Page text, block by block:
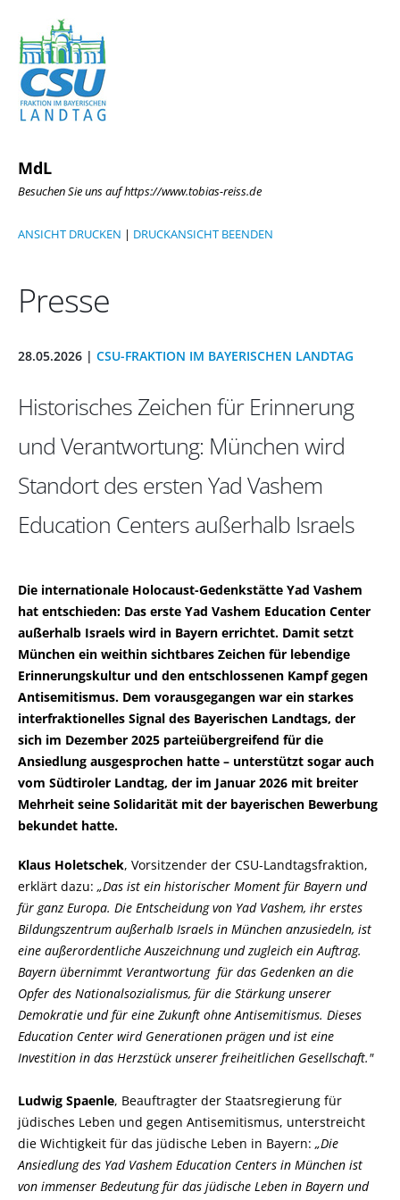
MdL
Besuchen Sie uns auf https://www.tobias-reiss.de
ANSICHT DRUCKEN | DRUCKANSICHT BEENDEN
Presse
28.05.2026 | CSU-FRAKTION IM BAYERISCHEN LANDTAG
Historisches Zeichen für Erinnerung
und Verantwortung: München wird
Standort des ersten Yad Vashem
Education Centers außerhalb Israels
Die internationale Holocaust-Gedenkstätte Yad Vashem
hat entschieden: Das erste Yad Vashem Education Center
außerhalb Israels wird in Bayern errichtet. Damit setzt
München ein weithin sichtbares Zeichen für lebendige
Erinnerungskultur und den entschlossenen Kampf gegen
Antisemitismus. Dem vorausgegangen war ein starkes
interfraktionelles Signal des Bayerischen Landtags, der
sich im Dezember 2025 parteiübergreifend für die
Ansiedlung ausgesprochen hatte – unterstützt sogar auch
vom Südtiroler Landtag, der im Januar 2026 mit breiter
Mehrheit seine Solidarität mit der bayerischen Bewerbung
bekundet hatte.
Klaus Holetschek, Vorsitzender der CSU-Landtagsfraktion,
erklärt dazu: Das ist ein historischer Moment für Bayern und
für ganz Europa. Die Entscheidung von Yad Vashem, ihr erstes
Bildungszentrum außerhalb Israels in München anzusiedeln, ist
eine außerordentliche Auszeichnung und zugleich ein Auftrag.
Bayern übernimmt Verantwortung für das Gedenken an die
Opfer des Nationalsozialismus, für die Stärkung unserer
Demokratie und für eine Zukunft ohne Antisemitismus. Dieses
Education Center wird Generationen prägen und ist eine
Investition in das Herzstück unserer freiheitlichen Gesellschaft."
Ludwig Spaenle, Beauftragter der Staatsregierung für
jüdisches Leben und gegen Antisemitismus, unterstreicht
die Wichtigkeit für das jüdische Leben in Bayern: Die
Ansiedlung des Yad Vashem Education Centers in München ist
von immenser Bedeutung für das jüdische Leben in Bayern und